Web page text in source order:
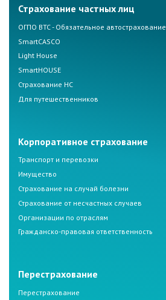
Страхование частных лиц
ОГПО ВТС - Обязательное автострахование
SmartCASCO
Light House
SmartHOUSE
Страхование НС
Для путешественников
Корпоративное страхование
Транспорт и перевозки
Имущество
Страхование на случай болезни
Страхование от несчастных случаев
Организации по отраслям
Гражданско-правовая ответственность
Перестрахование
Перестрахование